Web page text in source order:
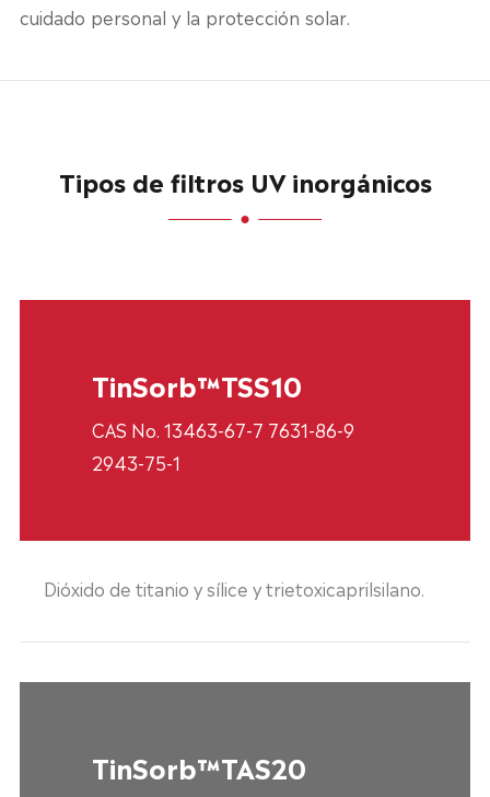
cuidado personal y la protección solar.
Tipos de filtros UV inorgánicos
TinSorb™TSS10
CAS No. 13463-67-7 7631-86-9
2943-75-1
Dióxido de titanio y sílice y trietoxicaprilsilano.
TinSorb™TAS20